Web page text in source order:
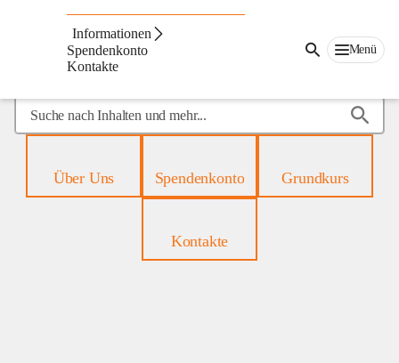
Informationen
Spendenkonto
Kontakte
Menü
Suche
nach
mehr...Über Uns Spendenkonto Grundkurs
Kontakte